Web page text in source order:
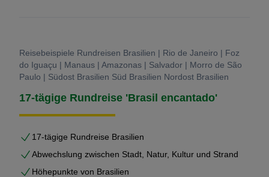
Reisebeispiele Rundreisen Brasilien | Rio de Janeiro | Foz
do Iguaçu | Manaus | Amazonas | Salvador | Morro de São
Paulo | Südost Brasilien Süd Brasilien Nordost Brasilien
17-tägige Rundreise 'Brasil encantado'
17-tägige Rundreise Brasilien
Abwechslung zwischen Stadt, Natur, Kultur und Strand
Höhepunkte von Brasilien